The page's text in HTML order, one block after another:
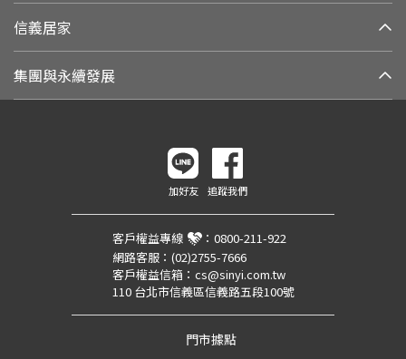
信義居家
集團與永續發展
加好友 追蹤我們
客戶權益專線 ： 0800-211-922
網路客服： (02)2755-7666
客戶權益信箱： cs@sinyi.com.tw
110 台北市信義區信義路五段100號
門市據點